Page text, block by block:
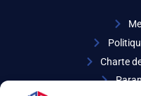
Charte